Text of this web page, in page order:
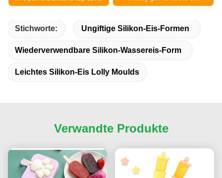
Stichworte: Ungiftige Silikon-Eis-Formen
Wiederverwendbare Silikon-Wassereis-Form
Leichtes Silikon-Eis Lolly Moulds
Verwandte Produkte